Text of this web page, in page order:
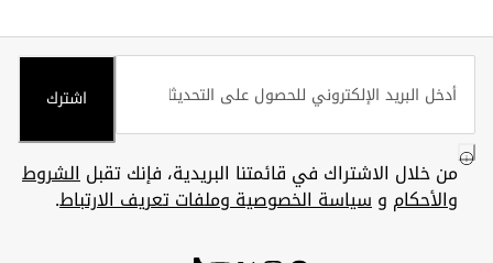
اشترك
من خلال الاشتراك في قائمتنا البريدية، فإنك تقبلالشروط
والأحكام وسياسة الخصوصية وملفات تعريف الارتباط.